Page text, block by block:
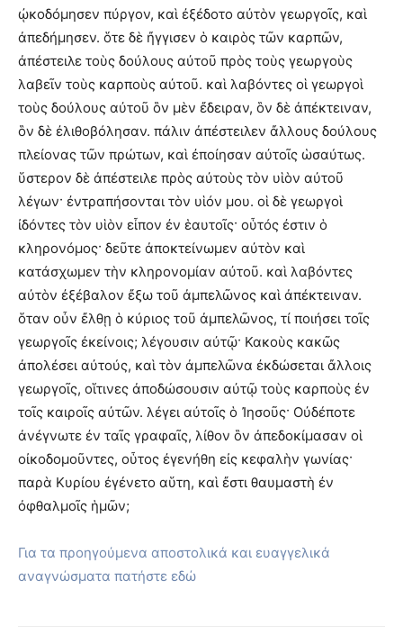
ᾠκοδόμησεν πύργον, καὶ ἐξέδοτο αὐτὸν γεωργοῖς, καὶ
ἀπεδήμησεν. ὅτε δὲ ἤγγισεν ὁ καιρὸς τῶν καρπῶν,
ἀπέστειλε τοὺς δούλους αὐτοῦ πρὸς τοὺς γεωργοὺς
λαβεῖν τοὺς καρποὺς αὐτοῦ. καὶ λαβόντες οἱ γεωργοὶ
τοὺς δούλους αὐτοῦ ὃν μὲν ἔδειραν, ὃν δὲ ἀπέκτειναν,
ὃν δὲ ἐλιθοβόλησαν. πάλιν ἀπέστειλεν ἄλλους δούλους
πλείονας τῶν πρώτων, καὶ ἐποίησαν αὐτοῖς ὡσαύτως.
ὕστερον δὲ ἀπέστειλε πρὸς αὐτοὺς τὸν υἱὸν αὐτοῦ
λέγων· ἐντραπήσονται τὸν υἱόν μου. οἱ δὲ γεωργοὶ
ἰδόντες τὸν υἱὸν εἶπον ἐν ἑαυτοῖς· οὗτός ἐστιν ὁ
κληρονόμος· δεῦτε ἀποκτείνωμεν αὐτὸν καὶ
κατάσχωμεν τὴν κληρονομίαν αὐτοῦ. καὶ λαβόντες
αὐτὸν ἐξέβαλον ἔξω τοῦ ἀμπελῶνος καὶ ἀπέκτειναν.
ὅταν οὖν ἔλθῃ ὁ κύριος τοῦ ἀμπελῶνος, τί ποιήσει τοῖς
γεωργοῖς ἐκείνοις; λέγουσιν αὐτῷ· Κακοὺς κακῶς
ἀπολέσει αὐτούς, καὶ τὸν ἀμπελῶνα ἐκδώσεται ἄλλοις
γεωργοῖς, οἵτινες ἀποδώσουσιν αὐτῷ τοὺς καρποὺς ἐν
τοῖς καιροῖς αὐτῶν. λέγει αὐτοῖς ὁ Ἰησοῦς· Οὐδέποτε
ἀνέγνωτε ἐν ταῖς γραφαῖς, λίθον ὃν ἀπεδοκίμασαν οἱ
οἰκοδομοῦντες, οὗτος ἐγενήθη εἰς κεφαλὴν γωνίας·
παρὰ Κυρίου ἐγένετο αὕτη, καὶ ἔστι θαυμαστὴ ἐν
ὀφθαλμοῖς ἡμῶν;
Για τα προηγούμενα αποστολικά και ευαγγελικά
αναγνώσματα πατήστε εδώ